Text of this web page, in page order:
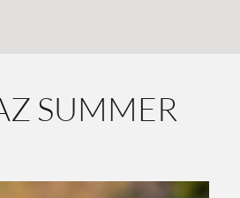
SUMMER